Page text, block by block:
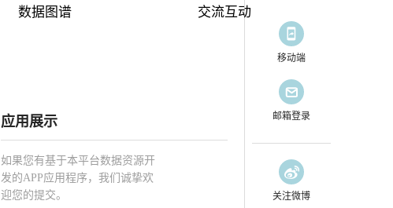
数据图谱 交流互动
应用展示
如果您有基于本平台数据资源开
发的APP应用程序，我们诚挚欢
迎您的提交。
移动端
邮箱登录
关注微博